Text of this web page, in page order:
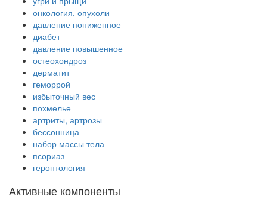
онкология, опухоли
давление пониженное
диабет
давление повышенное
остеохондроз
дерматит
геморрой
избыточный вес
похмелье
артриты, артрозы
бессонница
набор массы тела
псориаз
геронтология
Активные компоненты